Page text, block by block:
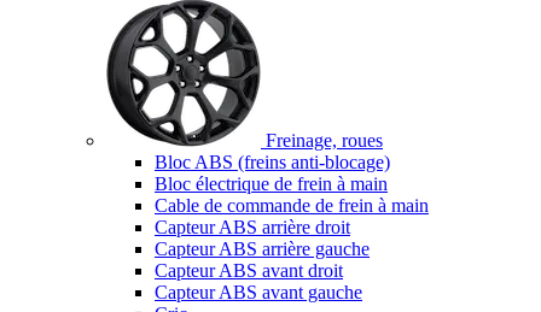
Freinage, roues
Bloc ABS (freins anti-blocage)
Bloc électrique de frein à main
Cable de commande de frein à main
Capteur ABS arrière droit
Capteur ABS arrière gauche
Capteur ABS avant droit
Capteur ABS avant gauche